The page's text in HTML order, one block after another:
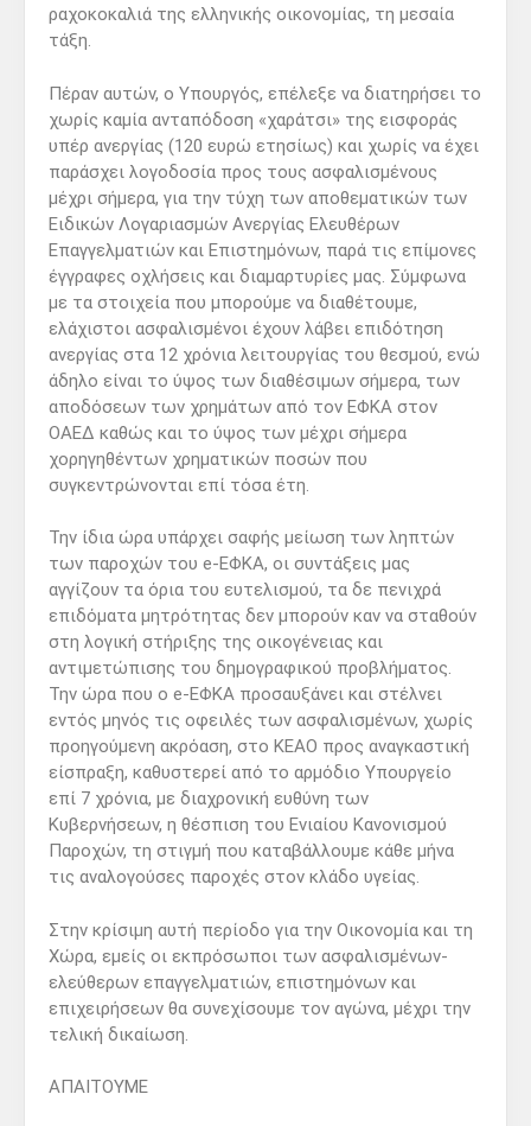
ραχοκοκαλιά της ελληνικής οικονομίας, τη μεσαία
τάξη.
Πέραν αυτών, ο Υπουργός, επέλεξε να διατηρήσει το
χωρίς καμία ανταπόδοση «χαράτσι» της εισφοράς
υπέρ ανεργίας (120 ευρώ ετησίως) και χωρίς να έχει
παράσχει λογοδοσία προς τους ασφαλισμένους
μέχρι σήμερα, για την τύχη των αποθεματικών των
Ειδικών Λογαριασμών Ανεργίας Ελευθέρων
Επαγγελματιών και Επιστημόνων, παρά τις επίμονες
έγγραφες οχλήσεις και διαμαρτυρίες μας. Σύμφωνα
με τα στοιχεία που μπορούμε να διαθέτουμε,
ελάχιστοι ασφαλισμένοι έχουν λάβει επιδότηση
ανεργίας στα 12 χρόνια λειτουργίας του θεσμού, ενώ
άδηλο είναι το ύψος των διαθέσιμων σήμερα, των
αποδόσεων των χρημάτων από τον ΕΦΚΑ στον
ΟΑΕΔ καθώς και το ύψος των μέχρι σήμερα
χορηγηθέντων χρηματικών ποσών που
συγκεντρώνονται επί τόσα έτη.
Την ίδια ώρα υπάρχει σαφής μείωση των ληπτών
των παροχών του e-ΕΦΚΑ, οι συντάξεις μας
αγγίζουν τα όρια του ευτελισμού, τα δε πενιχρά
επιδόματα μητρότητας δεν μπορούν καν να σταθούν
στη λογική στήριξης της οικογένειας και
αντιμετώπισης του δημογραφικού προβλήματος.
Την ώρα που ο e-ΕΦΚΑ προσαυξάνει και στέλνει
εντός μηνός τις οφειλές των ασφαλισμένων, χωρίς
προηγούμενη ακρόαση, στο ΚΕΑΟ προς αναγκαστική
είσπραξη, καθυστερεί από το αρμόδιο Υπουργείο
επί 7 χρόνια, με διαχρονική ευθύνη των
Κυβερνήσεων, η θέσπιση του Ενιαίου Κανονισμού
Παροχών, τη στιγμή που καταβάλλουμε κάθε μήνα
τις αναλογούσες παροχές στον κλάδο υγείας.
Στην κρίσιμη αυτή περίοδο για την Οικονομία και τη
Χώρα, εμείς οι εκπρόσωποι των ασφαλισμένων-
ελεύθερων επαγγελματιών, επιστημόνων και
επιχειρήσεων θα συνεχίσουμε τον αγώνα, μέχρι την
τελική δικαίωση.
ΑΠΑΙΤΟΥΜΕ